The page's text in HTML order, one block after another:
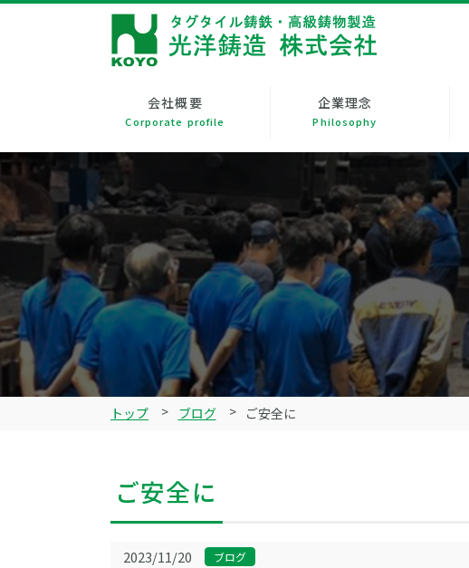
会社概要
Corporate profile
企業理念
Philosophy
トップ ブログ ご安全に
ご安全に
2023/11/20 ブログ